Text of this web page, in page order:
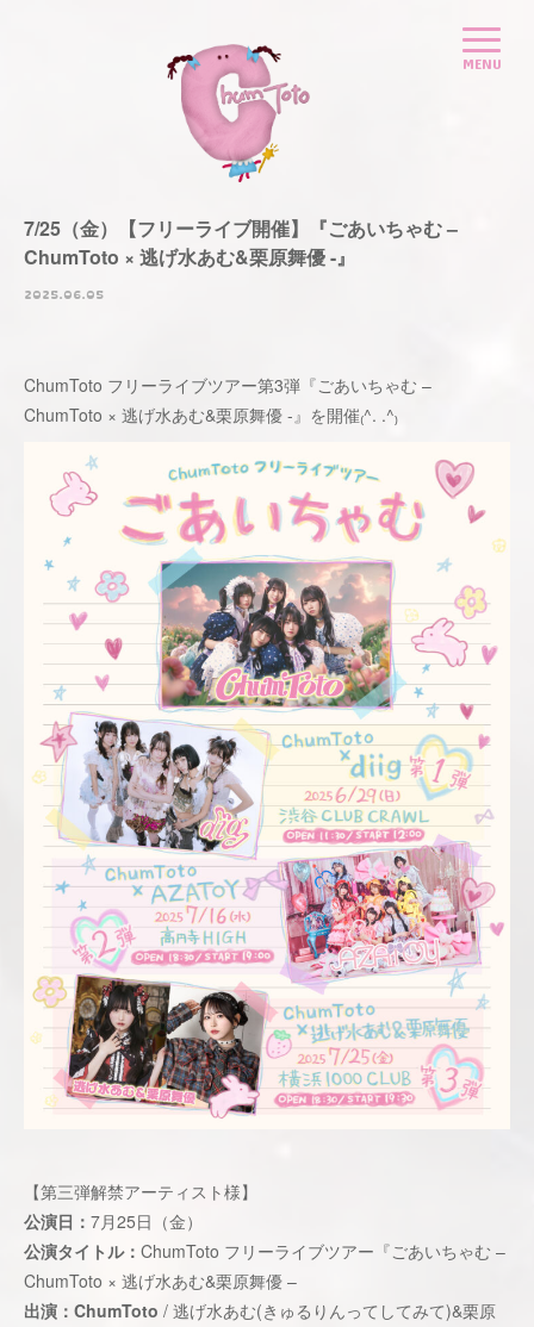
7/25（金）【フリーライブ開催】『ごあいちゃむ –
ChumToto × 逃げ水あむ&栗原舞優 -』
2025.06.05
ChumToto フリーライブツアー第3弾『ごあいちゃむ –
ChumToto × 逃げ水あむ&栗原舞優 -』を開催₍^. .^₎
【第三弾解禁アーティスト様】
公演日： 7月25日（金）
公演タイトル： ChumToto フリーライブツアー『ごあいちゃむ –
ChumToto × 逃げ水あむ&栗原舞優 –
出演：ChumToto / 逃げ水あむ(きゅるりんってしてみて)&栗原